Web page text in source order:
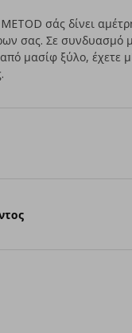
σάς δίνει
σας. Σε συνδυασμό
μασίφ ξύλο, έχετε